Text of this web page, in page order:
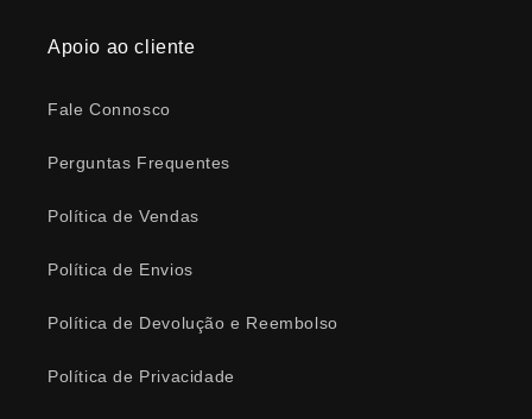
Apoio ao cliente
Fale Connosco
Perguntas Frequentes
Política de Vendas
Política de Envios
Política de Devolução e Reembolso
Política de Privacidade